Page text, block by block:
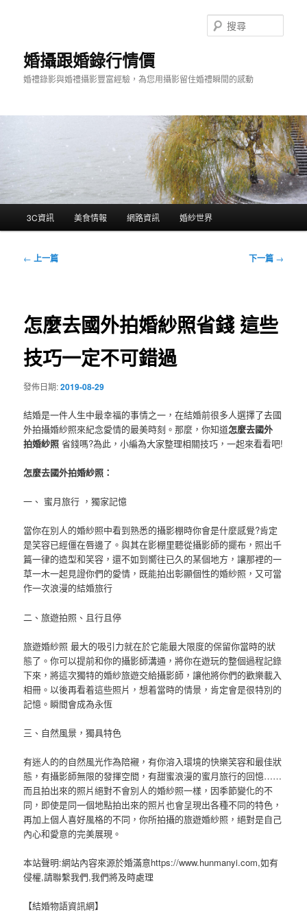
婚攝跟婚錄行情價
婚禮錄影與婚禮攝影豐富經驗，為您用攝影留住婚禮瞬間的感動
尋
3C資訊 美食情報 網路資訊 婚紗世界
文
← 上一篇 下一篇 →
怎麼去國外拍婚紗照省錢 這些
技巧一定不可錯過
發佈日期:2019-08-29
結婚是一件人生中最幸福的事情之一，在結婚前很多人選擇了去國
外拍攝婚紗照來紀念愛情的最美時刻。那麼，你知道怎麼去國外
拍婚紗照省錢嗎?為此，小編為大家整理相關技巧，一起來看看吧!
怎麼去國外拍婚紗照：
一、 蜜月旅行 ，獨家記憶
當你在別人的婚紗照中看到熟悉的攝影棚時你會是什麼感覺?肯定
是笑容已經僵在唇邊了。與其在影棚里聽從攝影師的擺布，照出千
篇一律的造型和笑容，還不如到嚮往已久的某個地方，讓那裡的一
草一木一起見證你們的愛情，既能拍出彰顯個性的婚紗照，又可當
作一次浪漫的結婚旅行
二、旅遊拍照、且行且停
旅遊婚紗照 最大的吸引力就在於它能最大限度的保留你當時的狀
態了。你可以提前和你的攝影師溝通，將你在遊玩的整個過程記錄
下來，將這次獨特的婚紗旅遊交給攝影師，讓他將你們的歡樂載入
相冊。以後再看着這些照片，想着當時的情景，肯定會是很特別的
記憶。瞬間會成為永恆
三、自然風景，獨具特色
有迷人的的自然風光作為陪襯，有你溶入環境的快樂笑容和最佳狀
態，有攝影師無限的發揮空間，有甜蜜浪漫的蜜月旅行的回憶……
而且拍出來的照片絕對不會別人的婚紗照一樣，因季節變化的不
同，即使是同一個地點拍出來的照片也會呈現出各種不同的特色，
再加上個人喜好風格的不同，你所拍攝的旅遊婚紗照，絕對是自己
內心和愛意的完美展現。
本站聲明:網站內容來源於婚滿意https://www.hunmanyi.com,如有
侵權,請聯繫我們,我們將及時處理
【結婚物語資訊網】